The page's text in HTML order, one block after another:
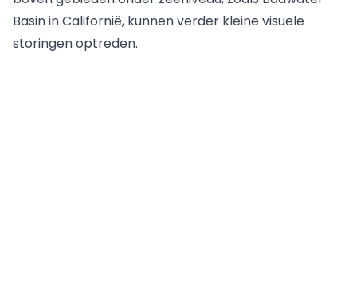
Basin in Californië, kunnen verder kleine visuele
storingen optreden.